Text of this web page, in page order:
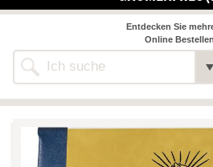
Entdecken Sie
Online
NAHVERSORGER
>> Bauernmarkt <<
Bäckerei-Konditorei-Café
Biohof Öllinger